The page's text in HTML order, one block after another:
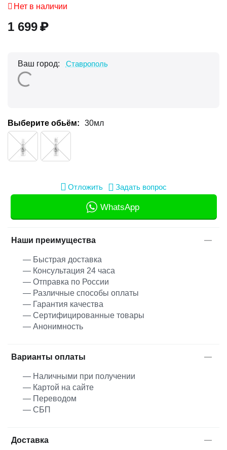
Нет в наличии
1 699₽
Ваш город: Ставрополь
Выберите обьём: 30мл
Отложить Задать вопрос
WhatsApp
Наши преимущества
— Быстрая доставка
— Консультация 24 часа
— Отправка по России
— Различные способы оплаты
— Гарантия качества
— Сертифицированные товары
— Анонимность
Варианты оплаты
— Наличными при получении
— Картой на сайте
— Переводом
— СБП
Доставка